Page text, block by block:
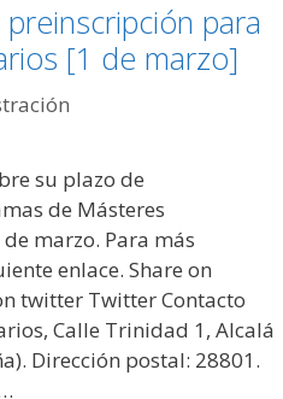
para
[1 de marzo]
su plazo de
de Másteres
marzo. Para más
enlace. Share on
twitter Twitter Contacto
Calle Trinidad 1, Alcalá
Dirección postal: 28801.